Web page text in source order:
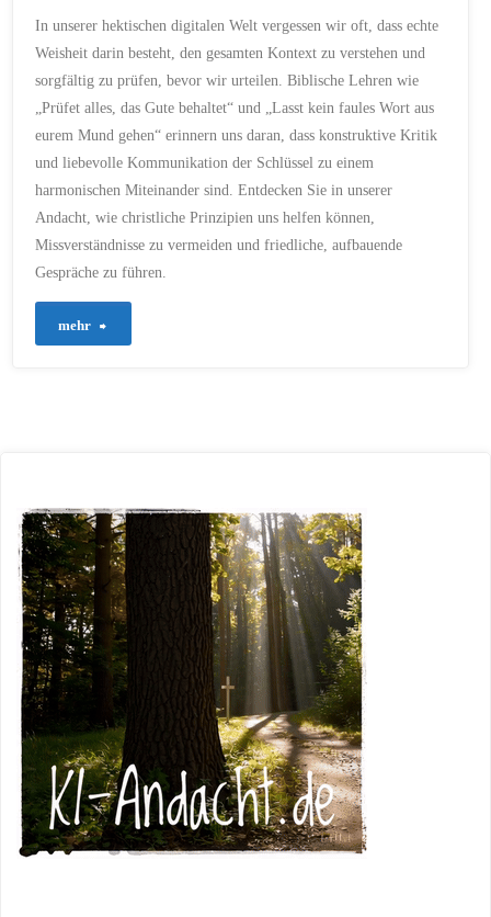
KOMMUNIKATION/
KONTEXT
/KRITIK/LIEBE/
MISSVERSTÄNDNISSE/
NÄCHSTENLIEBE/
PRÄZISE
/ PRÜFET ALLES
REFLEXION/
SANFTE WORTE/SEGEN/
SPRACHE/ TOLERANZ/
URTEIL/
VERANTWORTUNG
VERGEBUNG/
VERSTÄNDNIS/
VERWALTER
22. JUNI 2024
In unserer hektischen digitalen Welt vergessen wir oft, dass echte
Weisheit darin besteht, den gesamten Kontext zu verstehen und
sorgfältig zu prüfen, bevor wir urteilen. Biblische Lehren wie
„Prüfet alles, das Gute behaltet“ und „Lasst kein faules Wort aus
eurem Mund gehen“ erinnern uns daran, dass konstruktive Kritik
und liebevolle Kommunikation der Schlüssel zu einem
harmonischen Miteinander sind. Entdecken Sie in unserer
Andacht, wie christliche Prinzipien uns helfen können,
Missverständnisse zu vermeiden und friedliche, aufbauende
Gespräche zu führen.
mehr
das
Gute
behaltet:
Eine
christliche
Perspektive
auf
Kritik"